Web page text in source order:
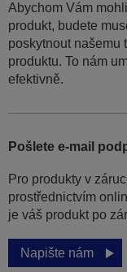
Abychom Vám
produkt, budete
poskytnout našemu
produktu. To nám
efektivně.
Pošlete e-mail
Pro produkty v
prostřednictvím
je váš produkt po
Napište nám